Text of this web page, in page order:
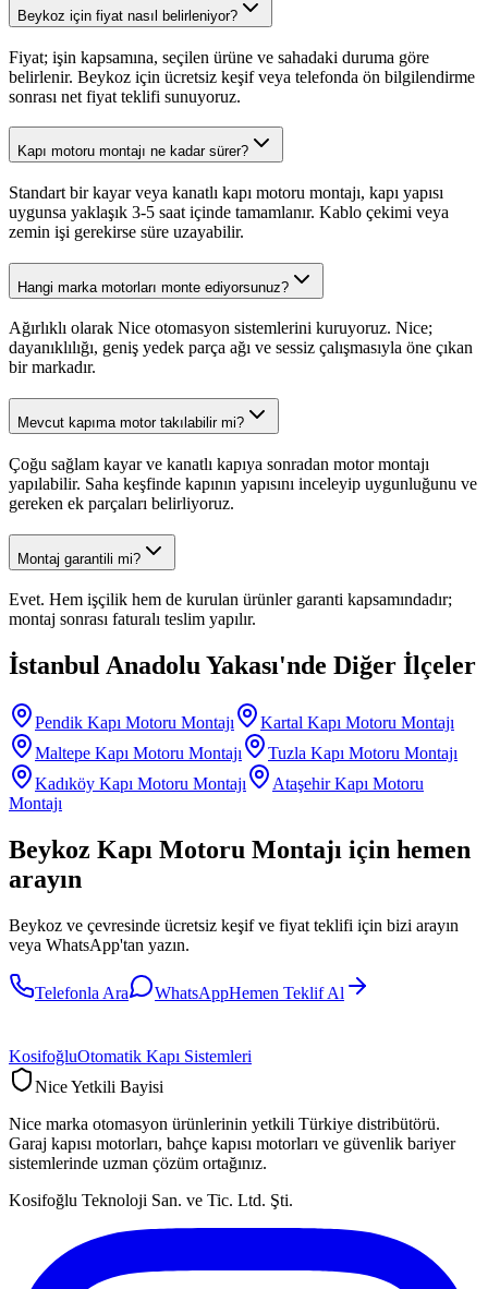
Beykoz için fiyat nasıl belirleniyor?
Fiyat; işin kapsamına, seçilen ürüne ve sahadaki duruma göre
belirlenir. Beykoz için ücretsiz keşif veya telefonda ön bilgilendirme
sonrası net fiyat teklifi sunuyoruz.
Kapı motoru montajı ne kadar sürer?
Standart bir kayar veya kanatlı kapı motoru montajı, kapı yapısı
uygunsa yaklaşık 3-5 saat içinde tamamlanır. Kablo çekimi veya
zemin işi gerekirse süre uzayabilir.
Hangi marka motorları monte ediyorsunuz?
Ağırlıklı olarak Nice otomasyon sistemlerini kuruyoruz. Nice;
dayanıklılığı, geniş yedek parça ağı ve sessiz çalışmasıyla öne çıkan
bir markadır.
Mevcut kapıma motor takılabilir mi?
Çoğu sağlam kayar ve kanatlı kapıya sonradan motor montajı
yapılabilir. Saha keşfinde kapının yapısını inceleyip uygunluğunu ve
gereken ek parçaları belirliyoruz.
Montaj garantili mi?
Evet. Hem işçilik hem de kurulan ürünler garanti kapsamındadır;
montaj sonrası faturalı teslim yapılır.
İstanbul Anadolu Yakası'nde Diğer İlçeler
Pendik Kapı Motoru Montajı Kartal Kapı Motoru Montajı
Maltepe Kapı Motoru Montajı Tuzla Kapı Motoru Montajı
Kadıköy Kapı Motoru Montajı Ataşehir Kapı Motoru
Montajı
Beykoz Kapı Motoru Montajı için hemen
arayın
Beykoz ve çevresinde ücretsiz keşif ve fiyat teklifi için bizi arayın
veya WhatsApp'tan yazın.
Telefonla Ara WhatsAppHemen Teklif Al
KosifoğluOtomatik Kapı Sistemleri
Nice Yetkili Bayisi
Nice marka otomasyon ürünlerinin yetkili Türkiye distribütörü.
Garaj kapısı motorları, bahçe kapısı motorları ve güvenlik bariyer
sistemlerinde uzman çözüm ortağınız.
Kosifoğlu Teknoloji San. ve Tic. Ltd. Şti.